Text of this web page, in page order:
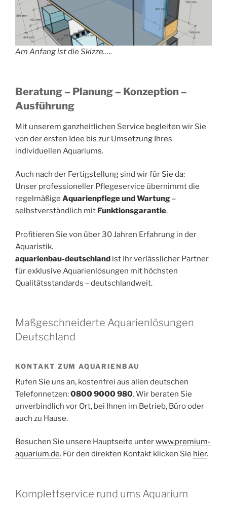
Am Anfang ist die Skizze…..
Beratung – Planung – Konzeption –
Ausführung
Mit unserem ganzheitlichen Service begleiten wir Sie
von der ersten Idee bis zur Umsetzung Ihres
individuellen Aquariums.
Auch nach der Fertigstellung sind wir für Sie da:
Unser professioneller Pflegeservice übernimmt die
regelmäßige Aquarienpflege und Wartung –
selbstverständlich mit Funktionsgarantie.
Profitieren Sie von über 30 Jahren Erfahrung in der
Aquaristik.
aquarienbau-deutschland ist Ihr verlässlicher Partner
für exklusive Aquarienlösungen mit höchsten
Qualitätsstandards – deutschlandweit.
Maßgeschneiderte Aquarienlösungen
Deutschland
KONTAKT ZUM AQUARIENBAU
Rufen Sie uns an, kostenfrei aus allen deutschen
Telefonnetzen:0800 9000 980. Wir beraten Sie
unverbindlich vor Ort, bei Ihnen im Betrieb, Büro oder
auch zu Hause.
Besuchen Sie unsere Hauptseite unterwww.premium-
aquarium.de. Für den direkten Kontakt klicken Sie hier.
Komplettservice rund ums Aquarium